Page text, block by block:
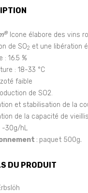
®
Icone élabore des vins
de SO2 et une libération
: 16.5 %
: 18-33 °C
faible
de SO2.
et stabilisation de la
de la capacité de
-30g/hL
: paquet 500g.
DU PRODUIT